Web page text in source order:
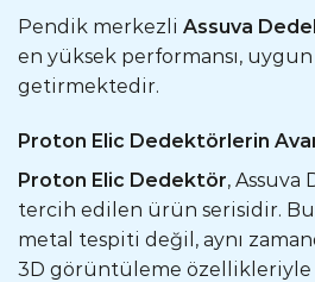
Pendik merkezli Assuva
en yüksek performansı,
getirmektedir.
Proton Elic Dedektörlerin
Proton Elic Dedektör, Assuva
tercih edilen ürün serisidir. Bu
metal tespiti değil, aynı
3D görüntüleme özellikleriyle